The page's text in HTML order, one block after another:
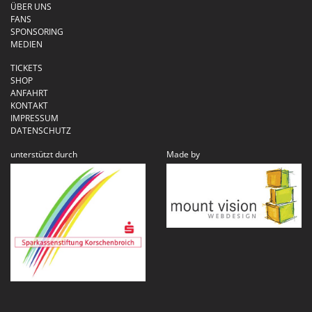
ÜBER UNS
FANS
SPONSORING
MEDIEN
TICKETS
SHOP
ANFAHRT
KONTAKT
IMPRESSUM
DATENSCHUTZ
unterstützt durch
Made by